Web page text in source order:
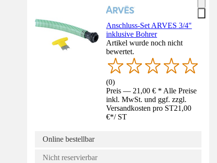
Anschluss-Set ARVES 3/4"
inklusive Bohrer
Artikel wurde noch nicht
bewertet.
(0)
Preis — 21,00 € * Alle Preise
inkl. MwSt. und ggf. zzgl.
Versandkosten pro ST21,00
€*/ ST
Online bestellbar
Nicht reservierbar